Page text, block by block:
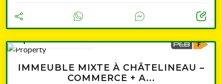
à partir de 159 000 €
IMMEUBLE MIXTE À CHÂTELINEAU –
COMMERCE + A...